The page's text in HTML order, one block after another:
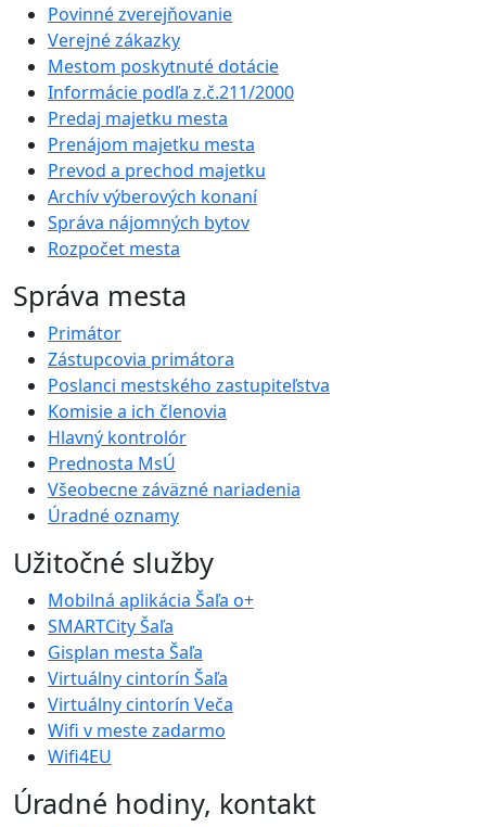
Povinné zverejňovanie
Verejné zákazky
Mestom poskytnuté dotácie
Informácie podľa z.č.211/2000
Predaj majetku mesta
Prenájom majetku mesta
Prevod a prechod majetku
Archív výberových konaní
Správa nájomných bytov
Rozpočet mesta
Správa mesta
Primátor
Zástupcovia primátora
Poslanci mestského zastupiteľstva
Komisie a ich členovia
Hlavný kontrolór
Prednosta MsÚ
Všeobecne záväzné nariadenia
Úradné oznamy
Užitočné služby
Mobilná aplikácia Šaľa o+
SMARTCity Šaľa
Gisplan mesta Šaľa
Virtuálny cintorín Šaľa
Virtuálny cintorín Veča
Wifi v meste zadarmo
Wifi4EU
Úradné hodiny, kontakt